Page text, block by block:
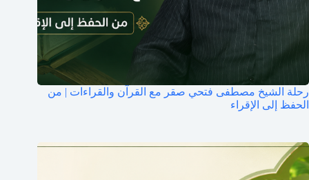
رحلة الشيخ مصطفى فتحي صقر مع القرآن والقراءات | من
الحفظ إلى الإقراء